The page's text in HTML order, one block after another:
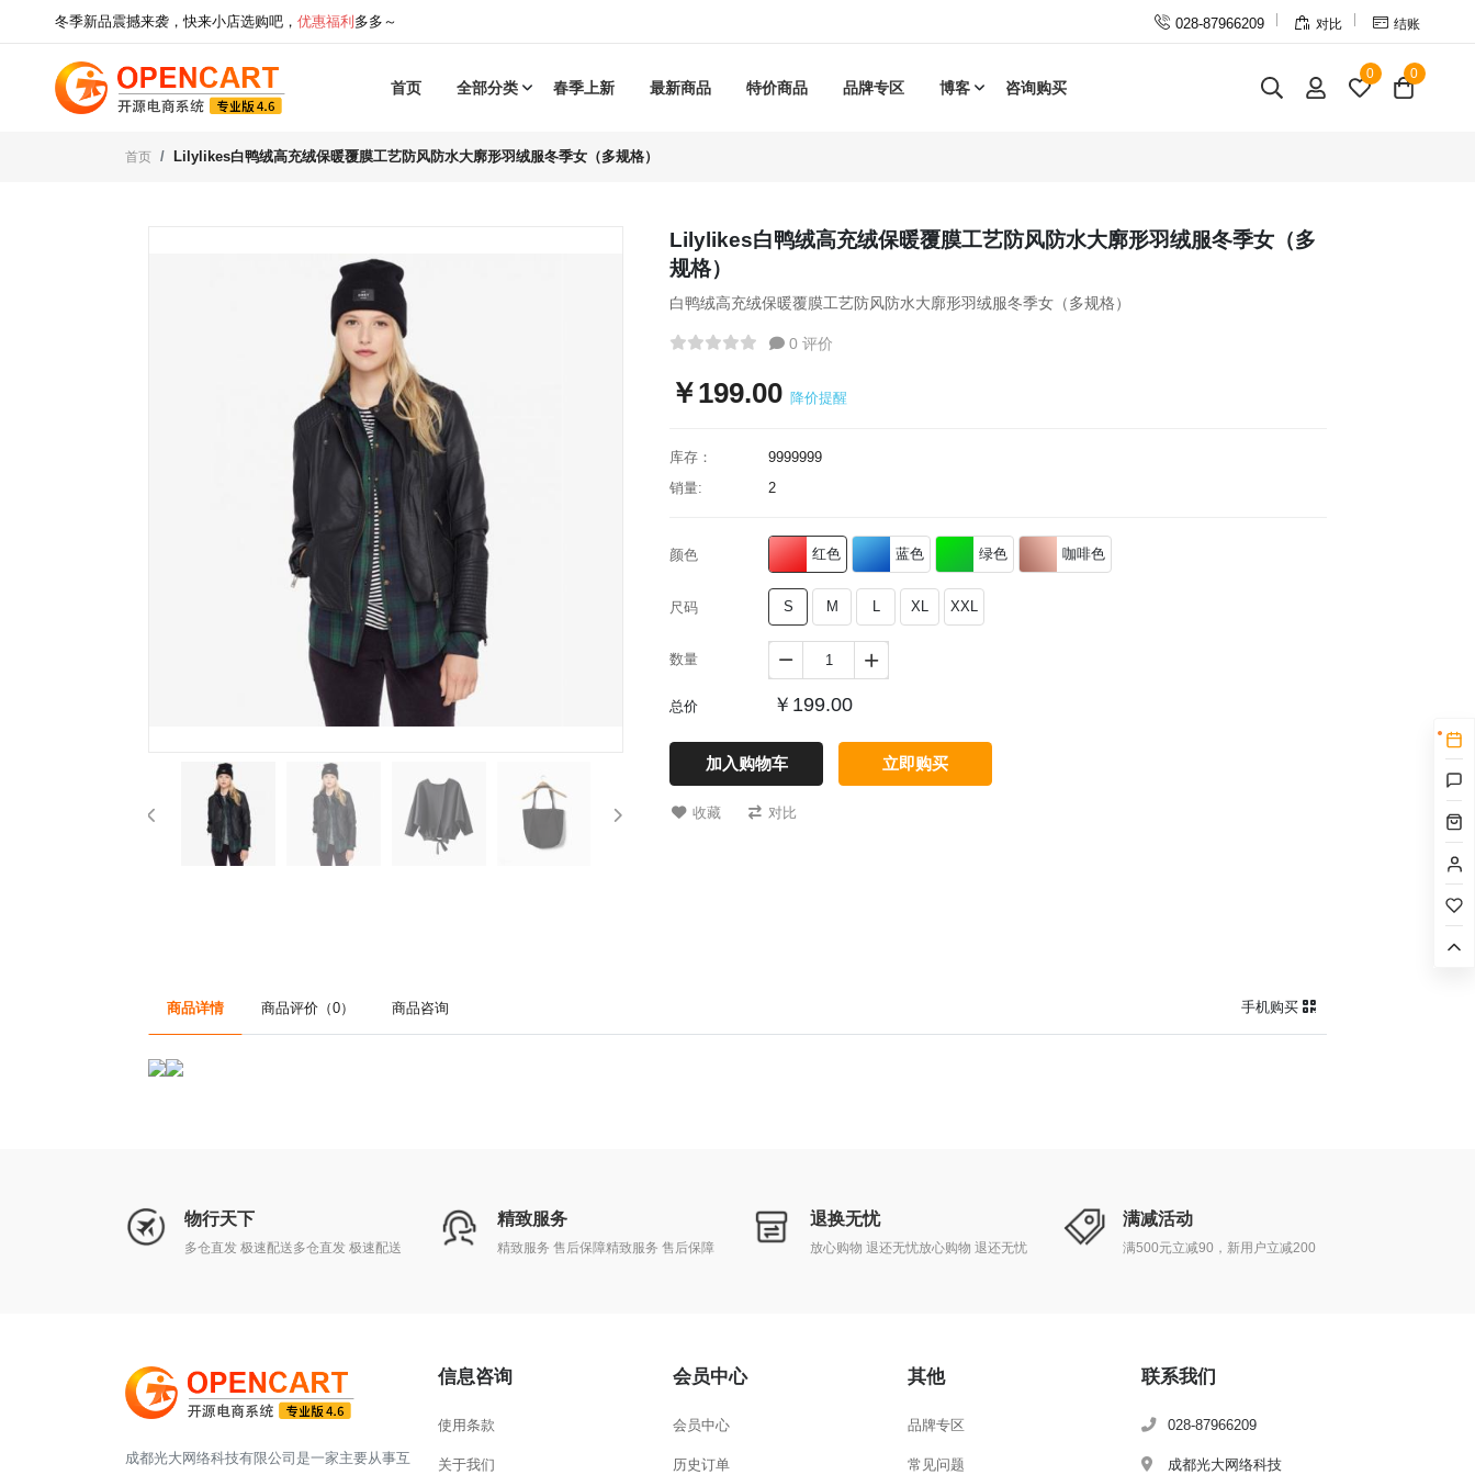
冬季新品震撼来袭，快来小店选购吧， 优惠福利 多多～  028-87966209  对比  结账
首页 全部分类 春季上新 最新商品 特价商品 品牌专区 博客 咨询购买
0 0
首页 Lilylikes白鸭绒高充绒保暖覆膜工艺防风防水大廓形羽绒服冬季女（多规格）
Lilylikes白鸭绒高充绒保暖覆膜工艺防风防水大廓形羽绒服冬季女（多
规格）
白鸭绒高充绒保暖覆膜工艺防风防水大廓形羽绒服冬季女（多规格）
0 评价
￥199.00 降价提醒
库存：
9999999
销量:
2
颜色 红色 蓝色 绿色 咖啡色
尺码 S M L XL XXL
数量  
总价 ￥199.00
加入购物车 立即购买
收藏 对比
商品详情 商品评价（0） 商品咨询 手机购买
物行天下
多仓直发 极速配送多仓直发 极速配送
精致服务
精致服务 售后保障精致服务 售后保障
退换无忧
放心购物 退还无忧放心购物 退还无忧
满减活动
满500元立减90，新用户立减200
成都光大网络科技有限公司是一家主要从事互
信息咨询
使用条款
关于我们
会员中心
会员中心
历史订单
其他
品牌专区
常见问题
联系我们
028-87966209
成都光大网络科技